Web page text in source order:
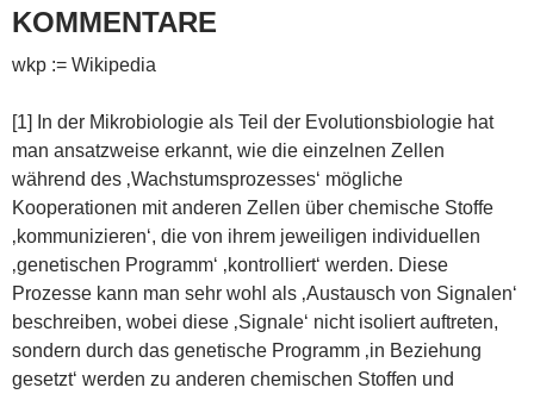
KOMMENTARE
wkp := Wikipedia
[1] In der Mikrobiologie als Teil der Evolutionsbiologie hat
man ansatzweise erkannt, wie die einzelnen Zellen
während des ‚Wachstumsprozesses‘ mögliche
Kooperationen mit anderen Zellen über chemische Stoffe
‚kommunizieren‘, die von ihrem jeweiligen individuellen
‚genetischen Programm‘ ‚kontrolliert‘ werden. Diese
Prozesse kann man sehr wohl als ‚Austausch von Signalen‘
beschreiben, wobei diese ‚Signale‘ nicht isoliert auftreten,
sondern durch das genetische Programm ‚in Beziehung
gesetzt‘ werden zu anderen chemischen Stoffen und